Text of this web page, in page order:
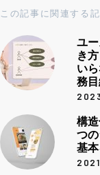
この記事に関連する
ユ
き
い
務
構
つ
基